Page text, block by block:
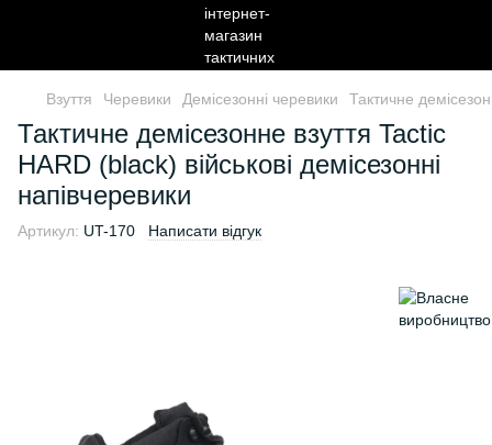
Взуття Черевики Демісезонні черевики Тактичне
Тактичне демісезонне взуття Tactic
HARD (black) військові демісезонні
напівчеревики
Артикул: UT-170 Написати відгук